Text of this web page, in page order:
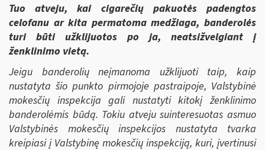
Tuo atveju, kai cigarečių pakuotės padengtos
celofanu ar kita permatoma medžiaga, banderolės
turi būti užklijuotos po ja, neatsižvelgiant į
ženklinimo vietą.
Jeigu banderolių neįmanoma užklijuoti taip, kaip
nustatyta šio punkto pirmojoje pastraipoje, Valstybinė
mokesčių inspekcija gali nustatyti kitokį ženklinimo
banderolėmis būdą. Tokiu atveju suinteresuotas asmuo
Valstybinės mokesčių inspekcijos nustatyta tvarka
kreipiasi į Valstybinę mokesčių inspekciją, kuri, įvertinusi